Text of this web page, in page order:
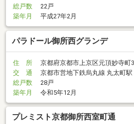
総戸数
22戸
築年月
平成27年2月
パラドール御所西グランデ
住 所
京都府京都市上京区元頂妙寺町
交 通
京都市営地下鉄烏丸線 丸太町駅
総戸数
28戸
築年月
令和5年12月
プレミスト京都御所西室町通